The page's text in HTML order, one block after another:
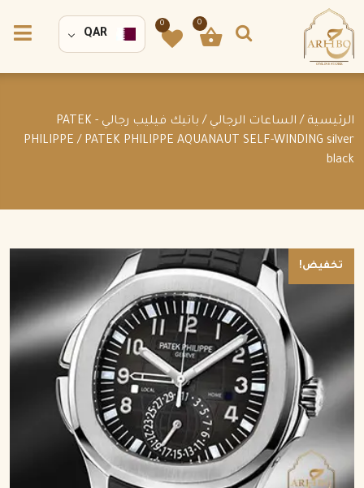
0
0
QAR
الرئيسية/الساعات الرجالي/
باتيك فيليب رجالي - PATEK
PHILIPPE/ PATEK PHILIPPE AQUANAUT SELF-WINDING silver
black
تخفيض!